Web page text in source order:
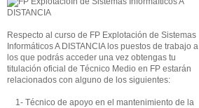
Respecto al curso de FP Explotación de Sistemas
Informáticos A DISTANCIA los puestos de trabajo a
los que podrás acceder una vez obtengas tu
titulación oficial de Técnico Medio en FP estarán
relacionados con alguno de los siguientes:
1- Técnico de apoyo en el mantenimiento de la